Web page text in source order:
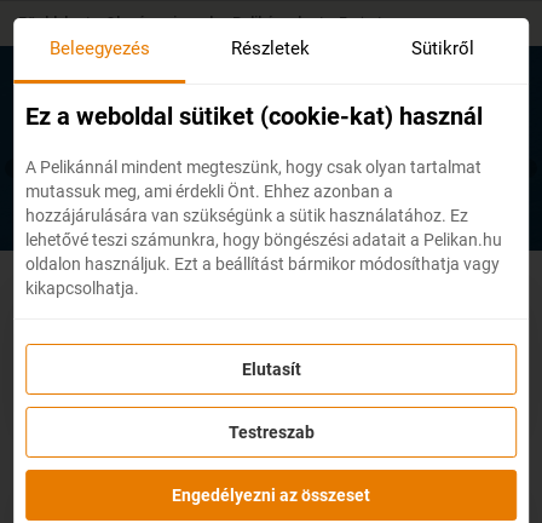
content
Főoldal / Olcsó repjegyek a Pelikánnal / Emirates
Emirates repülőjegyek
RÉSZLETEK
Dubaj
Beleegyezés Részletek Sütikről
Ez a weboldal sütiket (cookie-kat) használ
A Pelikánnál mindent megteszünk, hogy csak olyan tartalmat
mutassuk meg, ami érdekli Önt. Ehhez azonban a
hozzájárulására van szükségünk a sütik használatához. Ez
lehetővé teszi számunkra, hogy böngészési adatait a Pelikan.hu
oldalon használjuk. Ezt a beállítást bármikor módosíthatja vagy
kikapcsolhatja.
Elutasít
Testreszab
Engedélyezni az összeset